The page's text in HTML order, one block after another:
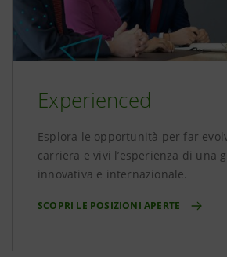
Experienced
Esplora le opportunità per far
carriera e vivi l’esperienza di una
innovativa e internazionale.
SCOPRI LE POSIZIONI APERTE